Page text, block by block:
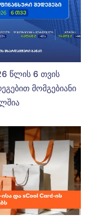
წლის 6 თვის
მომგებიანი